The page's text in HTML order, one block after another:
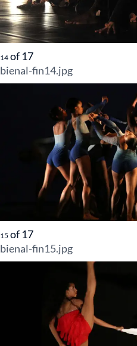
14 of 17
bienal-fin14.jpg
15 of 17
bienal-fin15.jpg